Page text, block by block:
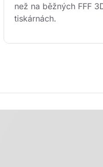
než na běžných FFF
tiskárnách.